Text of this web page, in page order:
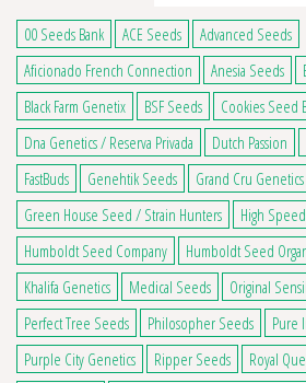
00 Seeds Bank ACE Seeds
Advanced Seeds
Aficionado French Connection
Anesia Seeds
Black Farm Genetix
BSF Seeds Cookies Seed
Dna Genetics / Reserva Privada
Dutch Passion
FastBuds
Genehtik Seeds
Grand Cru Genetics
Green House Seed / Strain Hunters
High
Humboldt Seed Company
Humboldt Seed
Khalifa Genetics
Medical Seeds Original
Perfect Tree Seeds
Philosopher Seeds
Pure
Purple City Genetics
Ripper Seeds Royal